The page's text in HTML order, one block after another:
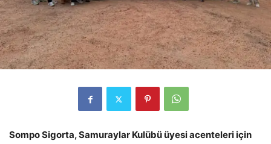
Sompo Sigorta, Samuraylar Kulübü üyesi acenteleri için